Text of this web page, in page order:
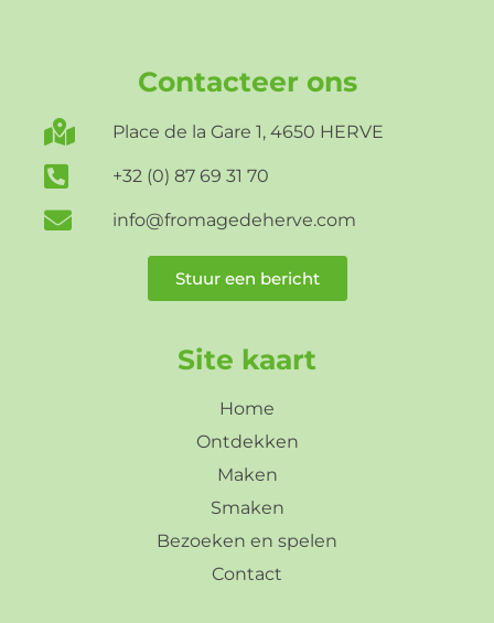
Contacteer ons
Place de la Gare 1, 4650 HERVE
+32 (0) 87 69 31 70
info@fromagedeherve.com
Stuur een bericht
Site kaart
Home
Ontdekken
Maken
Smaken
Bezoeken en spelen
Contact